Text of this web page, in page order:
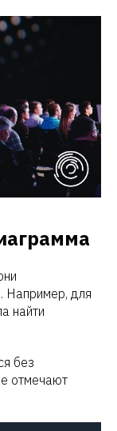
Например, для
найти
без
отмечают